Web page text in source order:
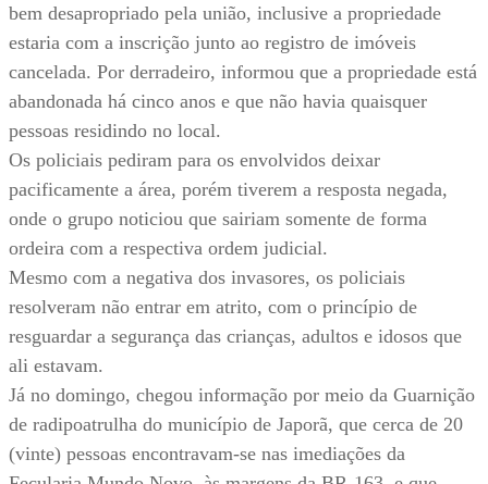
bem desapropriado pela união, inclusive a propriedade
estaria com a inscrição junto ao registro de imóveis
cancelada. Por derradeiro, informou que a propriedade está
abandonada há cinco anos e que não havia quaisquer
pessoas residindo no local.
Os policiais pediram para os envolvidos deixar
pacificamente a área, porém tiverem a resposta negada,
onde o grupo noticiou que sairiam somente de forma
ordeira com a respectiva ordem judicial.
Mesmo com a negativa dos invasores, os policiais
resolveram não entrar em atrito, com o princípio de
resguardar a segurança das crianças, adultos e idosos que
ali estavam.
Já no domingo, chegou informação por meio da Guarnição
de radipoatrulha do município de Japorã, que cerca de 20
(vinte) pessoas encontravam-se nas imediações da